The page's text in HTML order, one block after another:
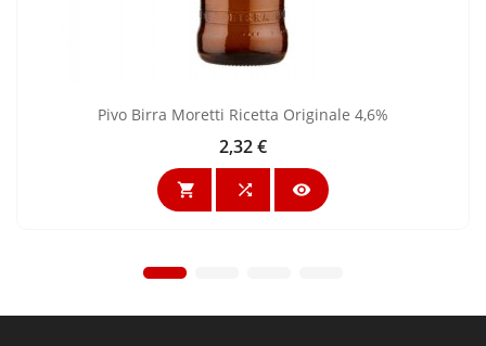
Pivo Birra Moretti Ricetta Originale 4,6%
Cijena
2,32 €
  